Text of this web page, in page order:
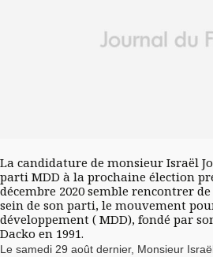
La candidature de monsieur Israël
parti MDD à la prochaine élection
décembre 2020 semble rencontrer
sein de son parti, le mouvement
développement ( MDD), fondé par
Dacko en 1991.
Le samedi 29 août dernier, Monsieur